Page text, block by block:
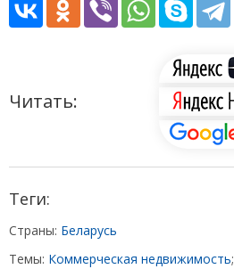
Читать:
Теги:
Страны: Беларусь
Темы: Коммерческая недвижимость;